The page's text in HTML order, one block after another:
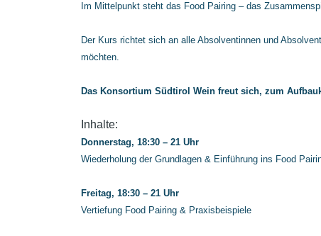
Im Mittelpunkt steht das Food Pairing – das
Der Kurs richtet sich an alle Absolventinnen und
möchten.
Das Konsortium Südtirol Wein freut sich, zum
Inhalte:
Donnerstag, 18:30 – 21 Uhr
Wiederholung der Grundlagen & Einführung ins Food
Freitag, 18:30 – 21 Uhr
Vertiefung Food Pairing & Praxisbeispiele